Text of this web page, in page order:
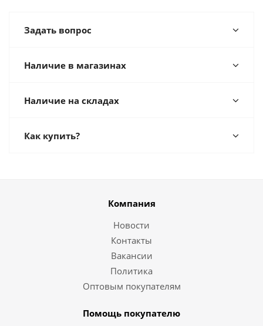
Задать вопрос
Наличие в магазинах
Наличие на складах
Как купить?
Компания
Новости
Контакты
Вакансии
Политика
Оптовым покупателям
Помощь покупателю